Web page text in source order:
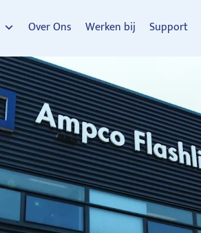
Over Ons Werken bij Support